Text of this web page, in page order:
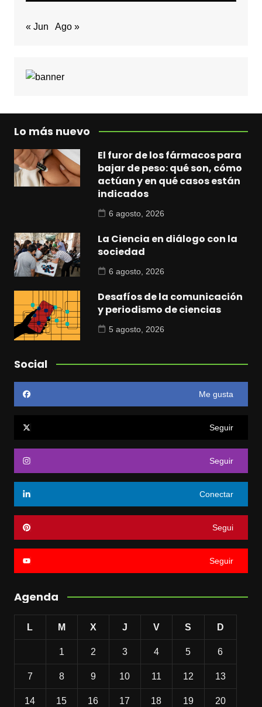
« Jun Ago »
Lo más nuevo
El furor de los fármacos para
bajar de peso: qué son, cómo
actúan y en qué casos están
indicados
6 agosto, 2026
La Ciencia en diálogo con la
sociedad
6 agosto, 2026
Desafíos de la comunicación
y periodismo de ciencias
5 agosto, 2026
Social
Me gusta
Seguir
Seguir
Conectar
Segui
Seguir
Agenda
L M X J V S D
1 2 3 4 5 6
7 8 9 10 11 12 13
14 15 16 17 18 19 20